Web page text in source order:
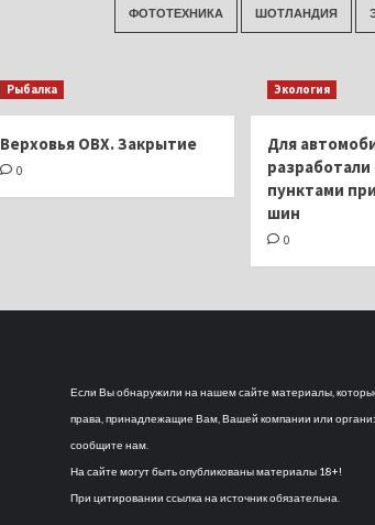
ФОТОТЕХНИКА ШОТЛАНДИЯ
Рыбалка
Верховья ОВХ. Закрытие
0
Экология
Для
разработали
пунктами
шин
0
Если Вы обнаружили на нашем сайте материалы,
права, принадлежащие Вам, Вашей компании или
сообщите нам.
На сайте могут быть опубликованы материалы 18+!
При цитировании ссылка на источник обязательна.